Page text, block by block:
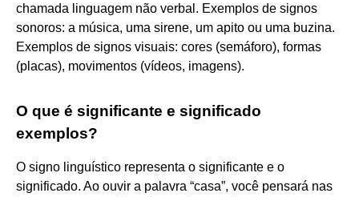
chamada linguagem não verbal. Exemplos de signos
sonoros: a música, uma sirene, um apito ou uma buzina.
Exemplos de signos visuais: cores (semáforo), formas
(placas), movimentos (vídeos, imagens).
O que é significante e significado
exemplos?
O signo linguístico representa o significante e o
significado. Ao ouvir a palavra “casa”, você pensará nas